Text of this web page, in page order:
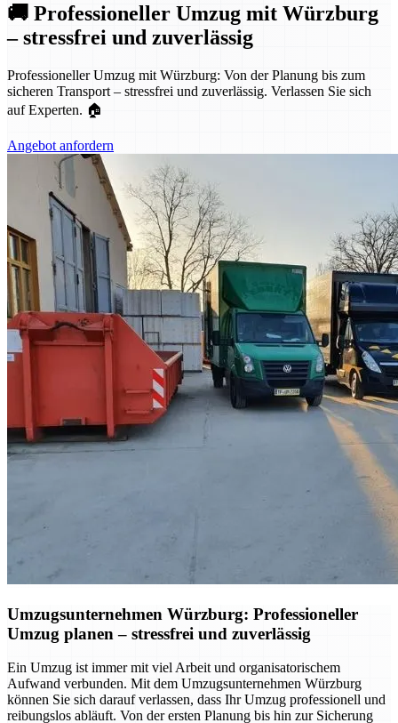
🚚 Professioneller Umzug mit Würzburg
– stressfrei und zuverlässig
Professioneller Umzug mit Würzburg: Von der Planung bis zum
sicheren Transport – stressfrei und zuverlässig. Verlassen Sie sich
auf Experten. 🏠
Angebot anfordern
Umzugsunternehmen Würzburg: Professioneller
Umzug planen – stressfrei und zuverlässig
Ein Umzug ist immer mit viel Arbeit und organisatorischem
Aufwand verbunden. Mit dem Umzugsunternehmen Würzburg
können Sie sich darauf verlassen, dass Ihr Umzug professionell und
reibungslos abläuft. Von der ersten Planung bis hin zur Sicherung